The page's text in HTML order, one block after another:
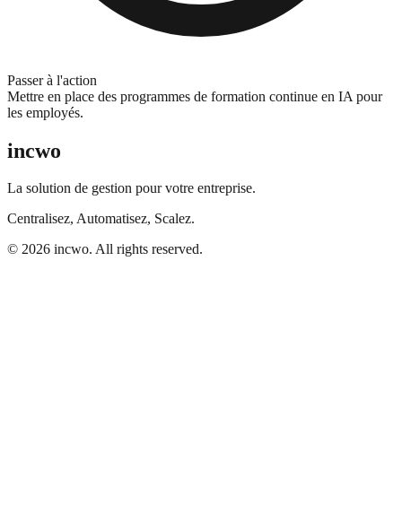
Passer à l'action
Mettre en place des programmes de formation continue en IA pour
les employés.
incwo
La solution de gestion pour votre entreprise.
Centralisez, Automatisez, Scalez.
© 2026 incwo. All rights reserved.